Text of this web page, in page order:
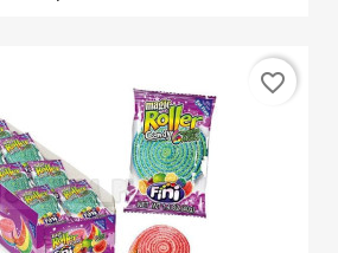
favorite_border